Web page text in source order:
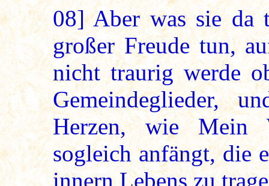
08]Aber was sie da
großer Freude tun,
nicht traurig werde
Gemeindeglieder,
Herzen, wie Mein
sogleich anfängt, die
innern Lebens zu